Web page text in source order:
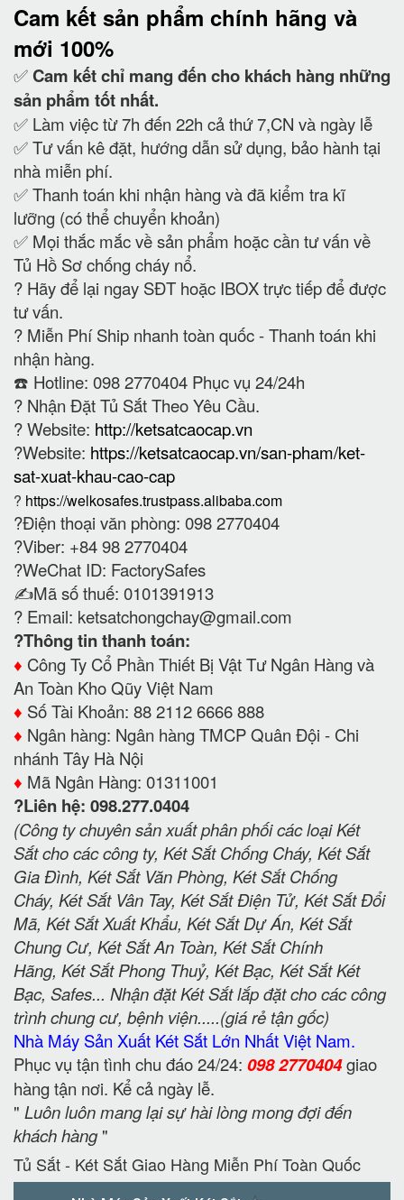
Cam kết sản phẩm chính hãng và
mới 100%
✅ Cam kếtchỉ mang đến cho khách hàng những
sản phẩm tốt nhất.
✅ Làm việc từ 7h đến 22h cả thứ 7,CN và ngày lễ
✅ Tư vấn kê đặt, hướng dẫn sử dụng, bảo hành tại
nhà miễn phí.
✅ Thanh toán khi nhận hàng và đã kiểm tra kĩ
lưỡng (có thể chuyển khoản)
✅ Mọi thắc mắc về sản phẩm hoặc cần tư vấn về
Tủ Hồ Sơ chống cháy nổ.
? Hãy để lại ngay SĐT hoặc IBOX trực tiếp để được
tư vấn.
? Miễn Phí Ship nhanh toàn quốc - Thanh toán khi
nhận hàng.
☎️ Hotline: 098 2770404 Phục vụ 24/24h
? Nhận Đặt Tủ Sắt Theo Yêu Cầu.
? Website: http://ketsatcaocap.vn
?Website: https://ketsatcaocap.vn/san-pham/ket-
sat-xuat-khau-cao-cap
? https://welkosafes.trustpass.alibaba.com
?Điện thoại văn phòng: 098 2770404
?Viber: +84 98 2770404
?WeChat ID: FactorySafes
✍️Mã số thuế: 0101391913
? Email: ketsatchongchay@gmail.com
?Thông tin thanh toán:
♦️ Công Ty Cổ Phần Thiết Bị Vật Tư Ngân Hàng và
An Toàn Kho Qũy Việt Nam
♦️ Số Tài Khoản: 88 2112 6666 888
♦️ Ngân hàng: Ngân hàng TMCP Quân Đội - Chi
nhánh Tây Hà Nội
♦️ Mã Ngân Hàng: 01311001
?Liên hệ: 098.277.0404
(Công ty chuyên sản xuất phân phối các loại Két
Sắt cho các công ty, Két Sắt Chống Cháy, Két Sắt
Gia Đình, Két Sắt Văn Phòng, Két Sắt Chống
Cháy, Két Sắt Vân Tay, Két Sắt Điện Tử, Két Sắt Đổi
Mã, Két Sắt Xuất Khẩu, Két Sắt Dự Án, Két Sắt
Chung Cư, Két Sắt An Toàn, Két Sắt Chính
Hãng, Két Sắt Phong Thuỷ, Két Bạc, Két Sắt Két
Bạc, Safes... Nhận đặt Két Sắt lắp đặt cho các công
trình chung cư, bệnh viện.....(giá rẻ tận gốc)
Nhà Máy Sản Xuất Két Sắt Lớn Nhất Việt Nam.
Phục vụ tận tình chu đáo 24/24: 098 2770404giao
hàng tận nơi. Kể cả ngày lễ.
" Luôn luôn mang lại sự hài lòng mong đợi đến
khách hàng"
Tủ Sắt - Két Sắt Giao Hàng Miễn Phí Toàn Quốc